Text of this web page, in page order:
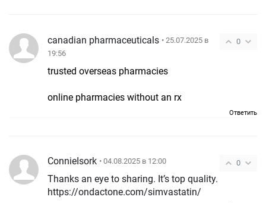
0
canadian pharmaceuticals • 25.07.2025 в
19:56
trusted overseas pharmacies
online pharmacies without an rx
Ответить
0
ConnieIsork • 04.08.2025 в 12:00
Thanks an eye to sharing. It’s top quality.
https://ondactone.com/simvastatin/